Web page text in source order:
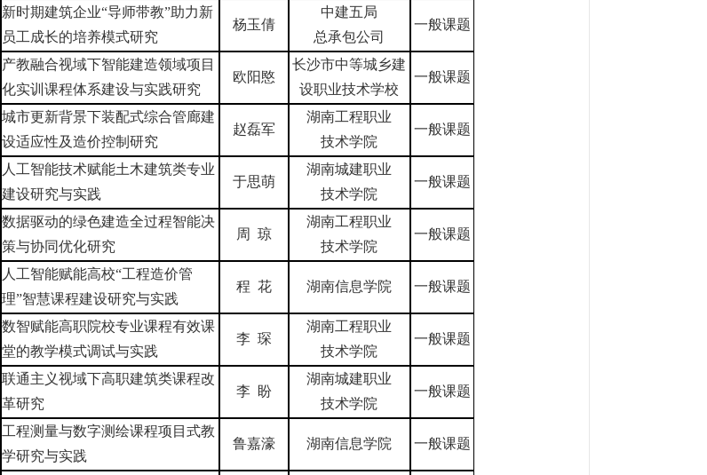
新时期建筑企业“导师带教”助力新
员工成长的培养模式研究
杨玉倩
中建五局
总承包公司
一般课题
产教融合视域下智能建造领域项目
化实训课程体系建设与实践研究
欧阳愍
长沙市中等城乡建
设职业技术学校
一般课题
城市更新背景下装配式综合管廊建
设适应性及造价控制研究
赵磊军
湖南工程职业
技术学院
一般课题
人工智能技术赋能土木建筑类专业
建设研究与实践
于思萌
湖南城建职业
技术学院
一般课题
数据驱动的绿色建造全过程智能决
策与协同优化研究
周 琼
湖南工程职业
技术学院
一般课题
人工智能赋能高校“工程造价管
理”智慧课程建设研究与实践
程 花 湖南信息学院 一般课题
数智赋能高职院校专业课程有效课
堂的教学模式调试与实践
李 琛
湖南工程职业
技术学院
一般课题
联通主义视域下高职建筑类课程改
革研究
李 盼
湖南城建职业
技术学院
一般课题
工程测量与数字测绘课程项目式教
学研究与实践
鲁嘉濠 湖南信息学院 一般课题